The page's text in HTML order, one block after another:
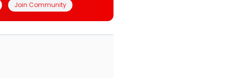
Join Community